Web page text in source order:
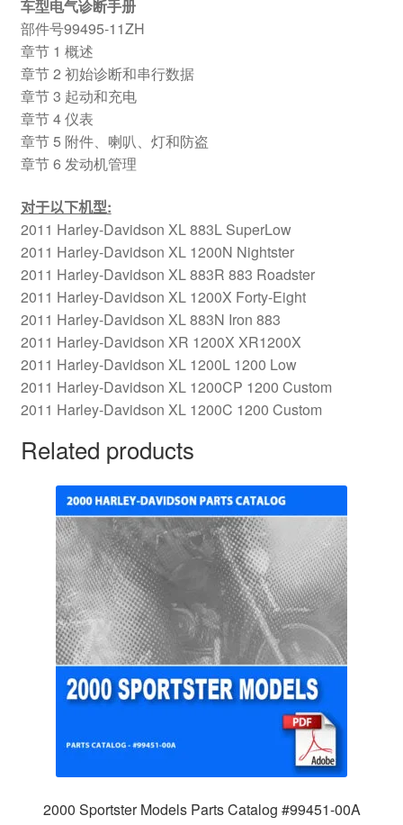
车型电气诊断手册
部件号99495-11ZH
章节 1 概述
章节 2 初始诊断和串行数据
章节 3 起动和充电
章节 4 仪表
章节 5 附件、喇叭、灯和防盗
章节 6 发动机管理
对于以下机型:
2011 Harley-Davidson XL 883L SuperLow
2011 Harley-Davidson XL 1200N Nightster
2011 Harley-Davidson XL 883R 883 Roadster
2011 Harley-Davidson XL 1200X Forty-Eight
2011 Harley-Davidson XL 883N Iron 883
2011 Harley-Davidson XR 1200X XR1200X
2011 Harley-Davidson XL 1200L 1200 Low
2011 Harley-Davidson XL 1200CP 1200 Custom
2011 Harley-Davidson XL 1200C 1200 Custom
Related products
2000 Sportster Models Parts Catalog #99451-00A